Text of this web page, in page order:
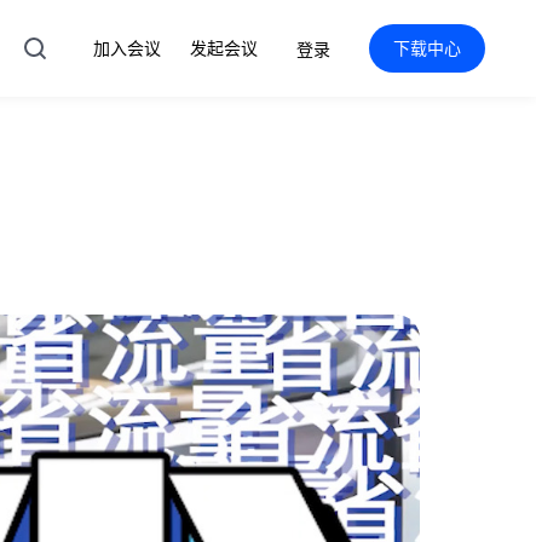
加入会议 发起会议 登录 下载中心